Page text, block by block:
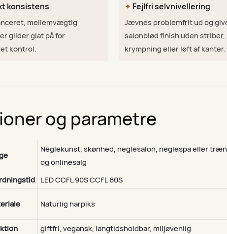
konsistens
mellemvægtig
glider glat på for
kontrol.
✦ Fejlfri selvnivellering
Jævnes problemfrit ud og
salonblød finish uden striber,
krympning eller løft af kanter.
og parametre
Neglekunst, skønhed, neglesalon, neglespa eller
og onlinesalg
LED CCFL 90S CCFL 60S
Naturlig harpiks
giftfri, vegansk, langtidsholdbar, miljøvenlig